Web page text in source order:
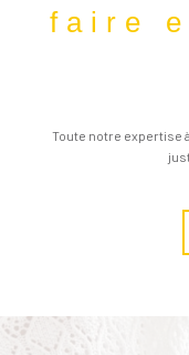
faire
Toute notre expertise